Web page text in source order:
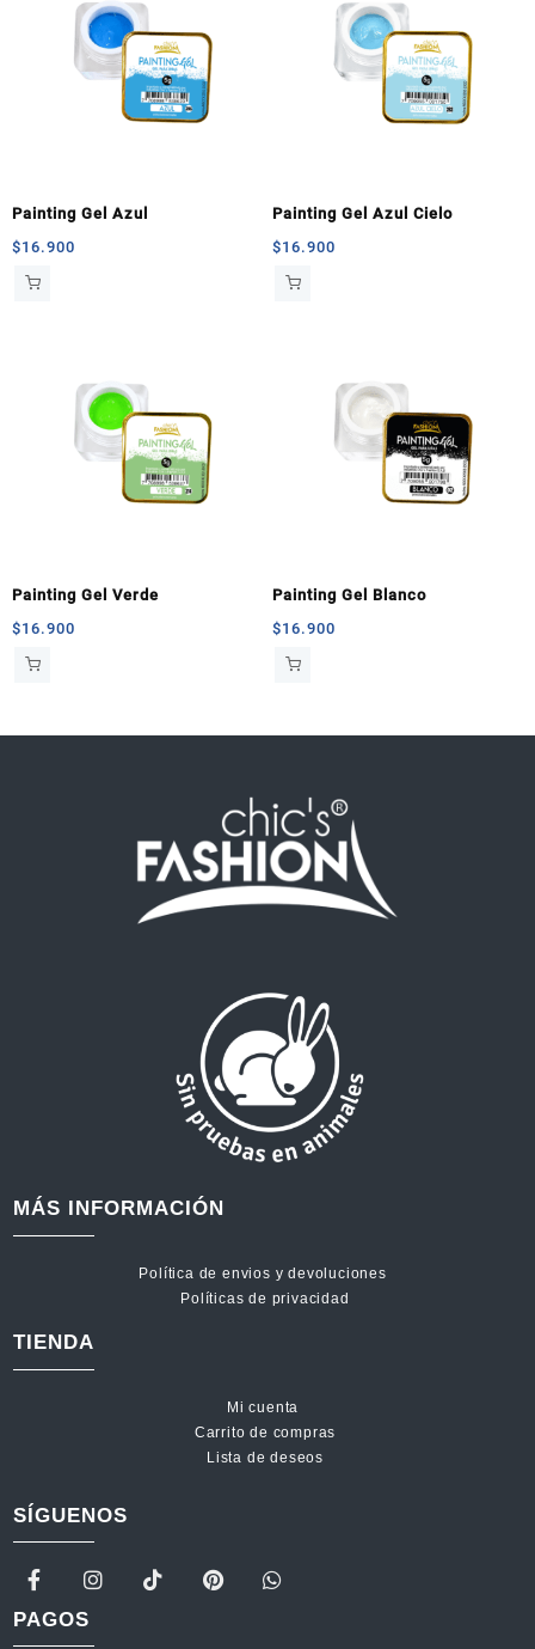
Painting Gel Azul
$16.900
Painting Gel Azul Cielo
$16.900
Painting Gel Verde
$16.900
Painting Gel Blanco
$16.900
MÁS INFORMACIÓN
Política de envios y devoluciones
Políticas de privacidad
TIENDA
Mi cuenta
Carrito de compras
Lista de deseos
SÍGUENOS
PAGOS